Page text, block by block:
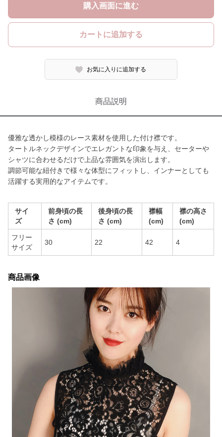
購入画面に進む
カートに追加する
お気に入りに追加する
商品説明
優雅な透かし模様のレース素材を使用した付け襟です。
タートルネックデザインでエレガントな印象を与え、セーターや
シャツに合わせるだけで上品な雰囲気を演出します。
調節可能な紐付きで様々な体型にフィットし、インナーとしても
活躍する実用的なアイテムです。
サイ
ズ
前身頃の長
さ (cm)
後身頃の長
さ (cm)
襟幅
(cm)
襟の高さ
(cm)
フリー
サイズ
30 22 42 4
商品画像